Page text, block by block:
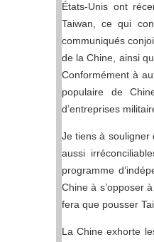
États-Unis ont
Taiwan, ce qui
communiqués
de la Chine, ainsi
Conformément à
populaire de
d’entreprises
Je tiens à souligner
aussi
programme
Chine à s’opposer
fera que pousser
La Chine exhorte